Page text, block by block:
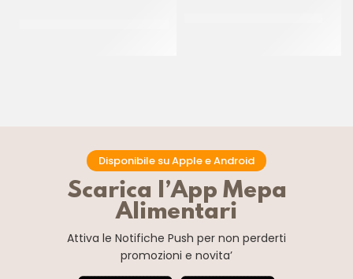
Disponibile su Apple e Android
Scarica l’App Mepa
Alimentari
Attiva le Notifiche Push per non perderti
promozioni e novita’